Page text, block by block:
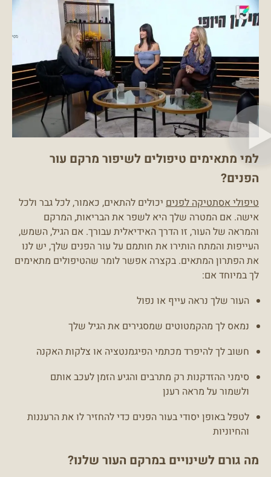
למי מתאימים טיפולים לשיפור מרקם עור
הפנים?
טיפולי אסתטיקה לפנים יכולים להתאים, כאמור, לכל גבר ולכל
אישה. אם המטרה שלך היא לשפר את הבריאות, המרקם
והמראה של העור, זו הדרך האידיאלית עבורך. אם הגיל, השמש,
העייפות והמתח הותירו את חותמם על עור הפנים שלך, יש לנו
את הפתרון המתאים. בקצרה אפשר לומר שהטיפולים מתאימים
לך במיוחד אם:
העור שלך נראה עייף או נפול
נמאס לך מהקמטוטים שמסגירים את הגיל שלך
חשוב לך להיפרד מכתמי הפיגמנטציה או צלקות האקנה
סימני ההזדקנות רק מתרבים והגיע הזמן לעכב אותם
ולשמור על מראה רענן
לטפל באופן יסודי בעור הפנים כדי להחזיר לו את הרעננות
והחיוניות
מה גורם לשינויים במרקם העור שלנו?